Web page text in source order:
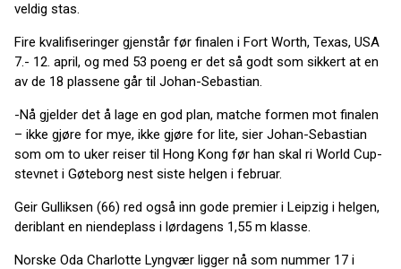
veldig stas.
Fire kvalifiseringer gjenstår før finalen i Fort Worth, Texas, USA
7.- 12. april, og med 53 poeng er det så godt som sikkert at en
av de 18 plassene går til Johan-Sebastian.
-Nå gjelder det å lage en god plan, matche formen mot finalen
– ikke gjøre for mye, ikke gjøre for lite, sier Johan-Sebastian
som om to uker reiser til Hong Kong før han skal ri World Cup-
stevnet i Gøteborg nest siste helgen i februar.
Geir Gulliksen (66) red også inn gode premier i Leipzig i helgen,
deriblant en niendeplass i lørdagens 1,55 m klasse.
Norske Oda Charlotte Lyngvær ligger nå som nummer 17 i